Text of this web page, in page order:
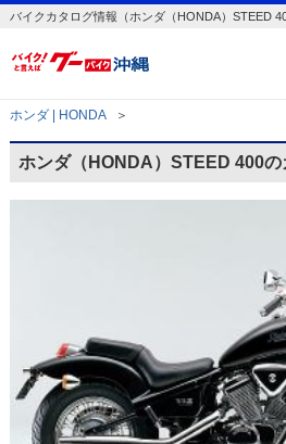
バイクカタログ情報（ホンダ（HONDA）STEED
ホンダ | HONDA ＞
ホンダ（HONDA）STEED 400の